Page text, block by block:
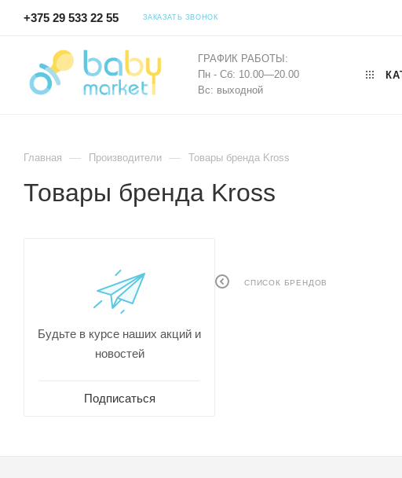
+375 29 533 22 55 ЗАКАЗАТЬ ЗВОНОК
ГРАФИК РАБОТЫ:
Пн - Сб: 10.00—20.00
Вс: выходной
Главная — Производители — Товары бренда Kross
Товары бренда Kross
СПИСОК БРЕНДОВ
Будьте в курсе наших акций и
новостей
Подписаться